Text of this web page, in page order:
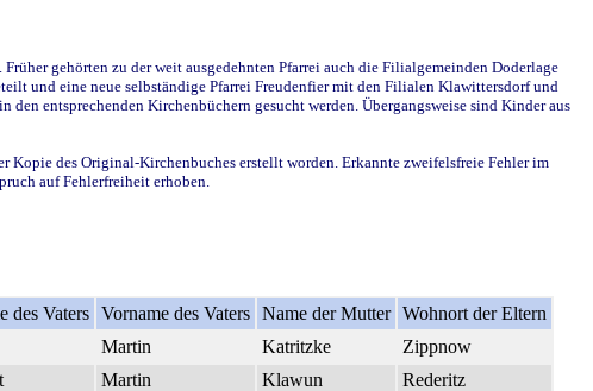
gehörten zu der weit ausgedehnten Pfarrei auch die Filialgemeinden Doderlage
und eine neue selbständige Pfarrei Freudenfier mit den Filialen Klawittersdorf und
entsprechenden Kirchenbüchern gesucht werden. Übergangsweise sind Kinder aus
des Original-Kirchenbuches erstellt worden. Erkannte zweifelsfreie Fehler im
auf Fehlerfreiheit erhoben.
des Vaters Vorname des Vaters Name der Mutter Wohnort der Eltern
Martin Katritzke
Zippnow
Martin Klawun
Rederitz